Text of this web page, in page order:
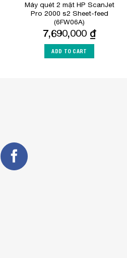
Máy quét 2 mặt HP ScanJet
Pro 2000 s2 Sheet-feed
(6FW06A)
7,690,000 ₫
ADD TO CART